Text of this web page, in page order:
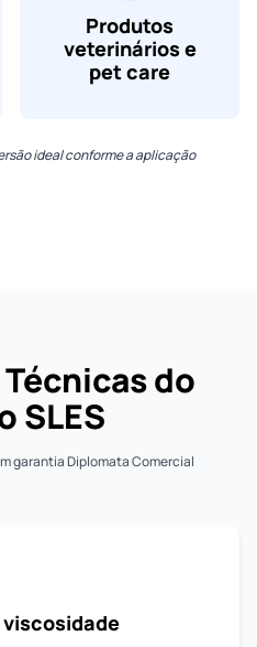
Produtos
veterinários e
pet care
ideal conforme a aplicação
do
SLES
garantia Diplomata Comercial